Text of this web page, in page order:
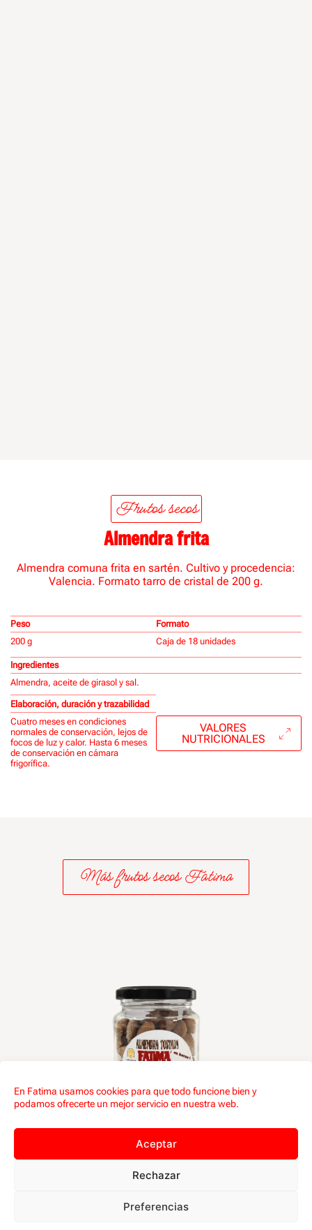
En Fatima usamos cookies para que todo funcione bien y
podamos ofrecerte un mejor servicio en nuestra web.
Aceptar
Rechazar
Preferencias
Frutos secos
Almendra frita
Almendra comuna frita en sartén. Cultivo y procedencia:
Valencia. Formato tarro de cristal de 200 g.
Peso
200 g
Formato
Caja de 18 unidades
Ingredientes
Almendra, aceite de girasol y sal.
Elaboración, duración y trazabilidad
Cuatro meses en condiciones
normales de conservación, lejos de
focos de luz y calor. Hasta 6 meses
de conservación en cámara
frigorífica.
VALORES
NUTRICIONALES
Más frutos secos Fatima
Frutos secos